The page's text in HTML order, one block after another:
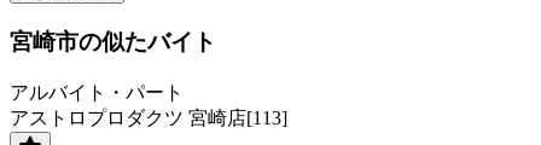
宮崎市の似たバイト
アルバイト・パート
アストロプロダクツ 宮崎店[113]